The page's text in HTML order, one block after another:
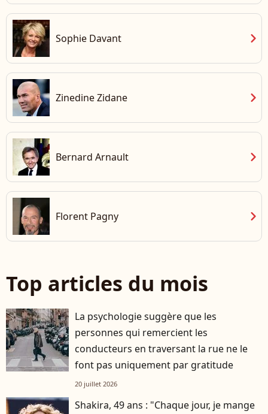
Sophie Davant chevron_right
Zinedine Zidane chevron_right
Bernard Arnault chevron_right
Florent Pagny chevron_right
Top articles du mois
La psychologie suggère que les
personnes qui remercient les
conducteurs en traversant la rue ne le
font pas uniquement par gratitude
20 juillet 2026
Shakira, 49 ans : "Chaque jour, je mange